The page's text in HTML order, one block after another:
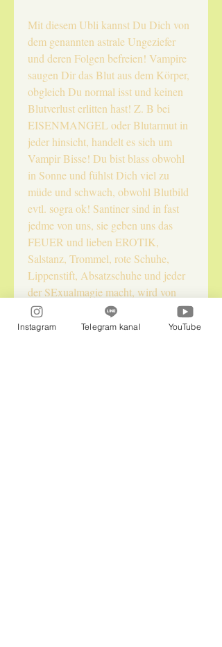
Mit diesem Ubli kannst Du Dich von
dem genannten astrale Ungeziefer
und deren Folgen befreien! Vampire
saugen Dir das Blut aus dem Körper,
obgleich Du normal isst und keinen
Blutverlust erlitten hast! Z. B bei
EISENMANGEL oder Blutarmut in
jeder hinsicht, handelt es sich um
Vampir Bisse! Du bist blass obwohl
in Sonne und fühlst Dich viel zu
müde und schwach, obwohl Blutbild
evtl. sogra ok! Santiner sind in fast
jedme von uns, sie geben uns das
FEUER und lieben EROTIK,
Salstanz, Trommel, rote Schuhe,
Lippenstift, Absatzschuhe und jeder
der SExualmagie macht, wird von
ihnen geführt! Furien machen uns
hysterisch, Teufel Böse..uvmm... bitte
Instagram Telegram kanal YouTube